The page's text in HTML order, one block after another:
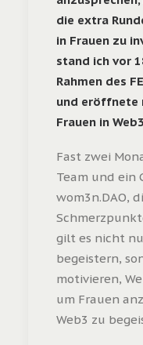
die extra
in Frauen zu
stand ich vor
Rahmen des
und eröffnete
Frauen in
Fast zwei
Team und ein
wom3n.DAO,
gilt es nicht
begeistern,
motivieren,
um Frauen
Web3 zu